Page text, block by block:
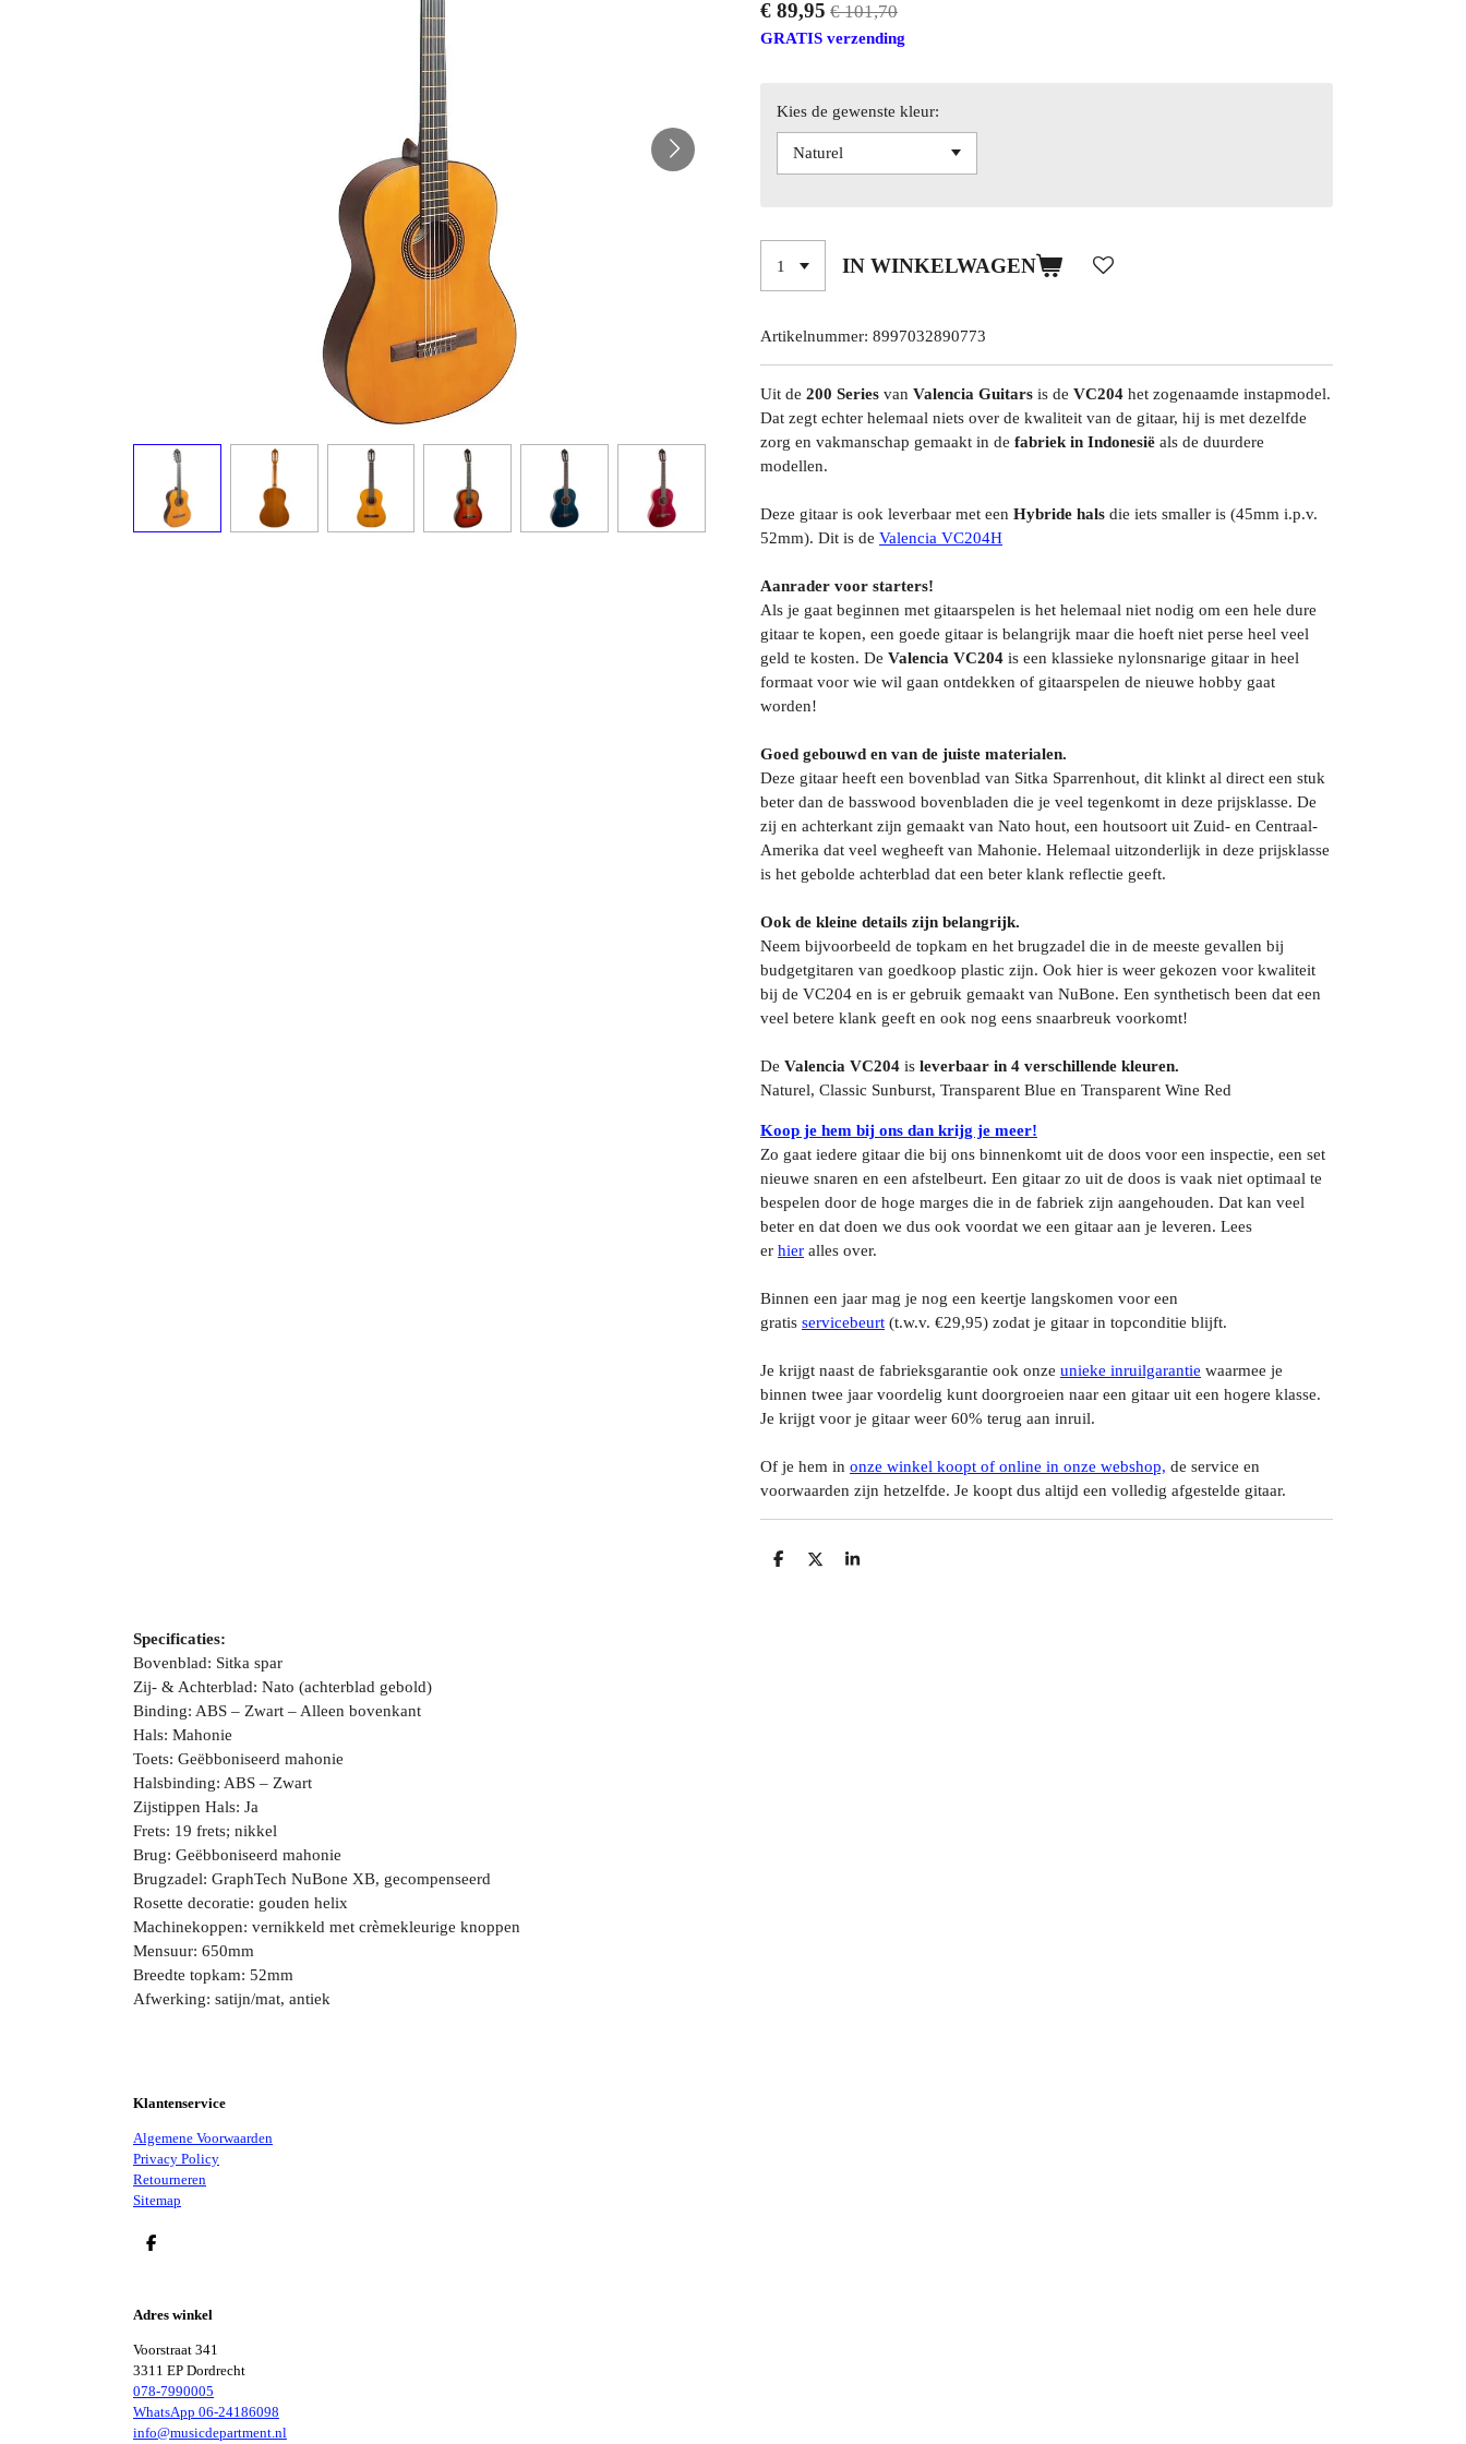
€ 89,95 € 101,70
GRATIS verzending
Kies de gewenste kleur:
IN WINKELWAGEN
Artikelnummer: 8997032890773
Uit de 200 Series van Valencia Guitars is de VC204 het zogenaamde instapmodel.
Dat zegt echter helemaal niets over de kwaliteit van de gitaar, hij is met dezelfde
zorg en vakmanschap gemaakt in de fabriek in Indonesië als de duurdere
modellen.
Deze gitaar is ook leverbaar met een Hybride hals die iets smaller is (45mm i.p.v.
52mm). Dit is de Valencia VC204H
Aanrader voor starters!
Als je gaat beginnen met gitaarspelen is het helemaal niet nodig om een hele dure
gitaar te kopen, een goede gitaar is belangrijk maar die hoeft niet perse heel veel
geld te kosten. De Valencia VC204 is een klassieke nylonsnarige gitaar in heel
formaat voor wie wil gaan ontdekken of gitaarspelen de nieuwe hobby gaat
worden!
Goed gebouwd en van de juiste materialen.
Deze gitaar heeft een bovenblad van Sitka Sparrenhout, dit klinkt al direct een stuk
beter dan de basswood bovenbladen die je veel tegenkomt in deze prijsklasse. De
zij en achterkant zijn gemaakt van Nato hout, een houtsoort uit Zuid- en Centraal-
Amerika dat veel wegheeft van Mahonie. Helemaal uitzonderlijk in deze prijsklasse
is het gebolde achterblad dat een beter klank reflectie geeft.
Ook de kleine details zijn belangrijk.
Neem bijvoorbeeld de topkam en het brugzadel die in de meeste gevallen bij
budgetgitaren van goedkoop plastic zijn. Ook hier is weer gekozen voor kwaliteit
bij de VC204 en is er gebruik gemaakt van NuBone. Een synthetisch been dat een
veel betere klank geeft en ook nog eens snaarbreuk voorkomt!
De Valencia VC204 is leverbaar in 4 verschillende kleuren.
Naturel, Classic Sunburst, Transparent Blue en Transparent Wine Red
Koop je hem bij ons dan krijg je meer!
Zo gaat iedere gitaar die bij ons binnenkomt uit de doos voor een inspectie, een set
nieuwe snaren en een afstelbeurt. Een gitaar zo uit de doos is vaak niet optimaal te
bespelen door de hoge marges die in de fabriek zijn aangehouden. Dat kan veel
beter en dat doen we dus ook voordat we een gitaar aan je leveren. Lees
er hier alles over.
Binnen een jaar mag je nog een keertje langskomen voor een
gratis servicebeurt (t.w.v. €29,95) zodat je gitaar in topconditie blijft.
Je krijgt naast de fabrieksgarantie ook onze unieke inruilgarantie waarmee je
binnen twee jaar voordelig kunt doorgroeien naar een gitaar uit een hogere klasse.
Je krijgt voor je gitaar weer 60% terug aan inruil.
Of je hem in onze winkel koopt of online in onze webshop, de service en
voorwaarden zijn hetzelfde. Je koopt dus altijd een volledig afgestelde gitaar.
D
D
S
Specificaties:
Bovenblad: Sitka spar
Zij- & Achterblad: Nato (achterblad gebold)
Binding: ABS – Zwart – Alleen bovenkant
Hals: Mahonie
Toets: Geëbboniseerd mahonie
Halsbinding: ABS – Zwart
Zijstippen Hals: Ja
Frets: 19 frets; nikkel
Brug: Geëbboniseerd mahonie
Brugzadel: GraphTech NuBone XB, gecompenseerd
Rosette decoratie: gouden helix
Machinekoppen: vernikkeld met crèmekleurige knoppen
Mensuur: 650mm
Breedte topkam: 52mm
Afwerking: satijn/mat, antiek
Klantenservice
Algemene Voorwaarden
Privacy Policy
Retourneren
Sitemap
D
N
Adres winkel
Voorstraat 341
3311 EP Dordrecht
078-7990005
WhatsApp 06-24186098
info@musicdepartment.nl